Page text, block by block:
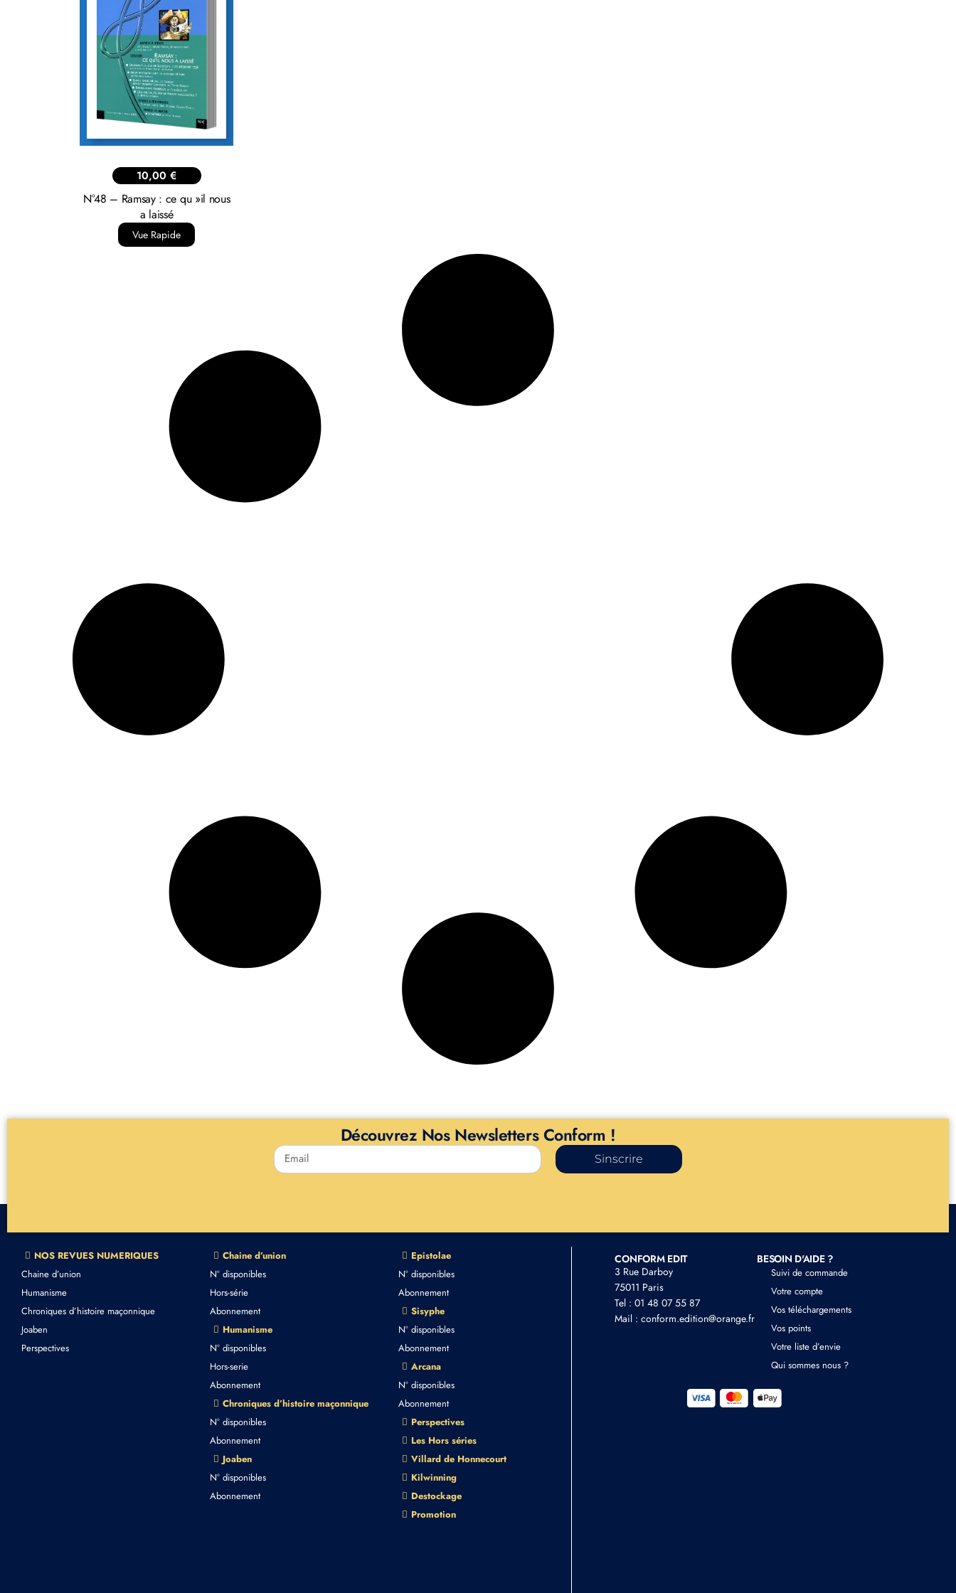
10,00€
N°48 – Ramsay : ce qu »il nous
a laissé
Vue Rapide
Découvrez Nos Newsletters Conform !
Sinscrire
NOS REVUES NUMERIQUES
Chaine d’union
Humanisme
Chroniques d’histoire maçonnique
Joaben
Perspectives
Chaine d’union
N° disponibles
Hors-série
Abonnement
Humanisme
N° disponibles
Hors-serie
Abonnement
Chroniques d’histoire maçonnique
N° disponibles
Abonnement
Joaben
N° disponibles
Abonnement
Epistolae
N° disponibles
Abonnement
Sisyphe
N° disponibles
Abonnement
Arcana
N° disponibles
Abonnement
Perspectives
Les Hors séries
Villard de Honnecourt
Kilwinning
Destockage
Promotion
CONFORM EDIT
3 Rue Darboy
75011 Paris
Tel : 01 48 07 55 87
Mail : conform.edition@orange.fr
BESOIN D'AIDE ?
Suivi de commande
Votre compte
Vos téléchargements
Vos points
Votre liste d’envie
Qui sommes nous ?